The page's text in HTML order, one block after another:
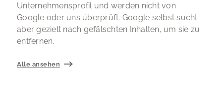
Unternehmensprofil und werden nicht von
Google oder uns überprüft. Google selbst sucht
aber gezielt nach gefälschten Inhalten, um sie zu
entfernen.
Alle ansehen